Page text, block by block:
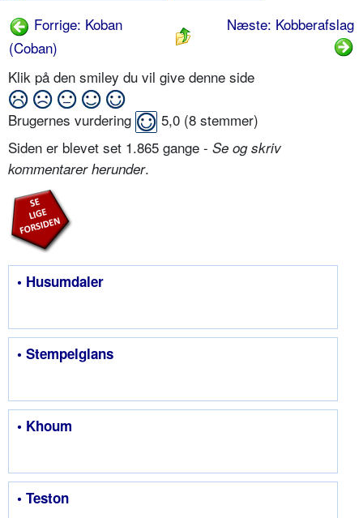
Forrige: Koban
(Coban)
Næste: Kobberafslag
Klik på den smiley du vil give denne side
Brugernes vurdering 5,0 (8 stemmer)
Siden er blevet set 1.865 gange - Se og skriv
kommentarer herunder.
• Husumdaler
• Stempelglans
• Khoum
• Teston